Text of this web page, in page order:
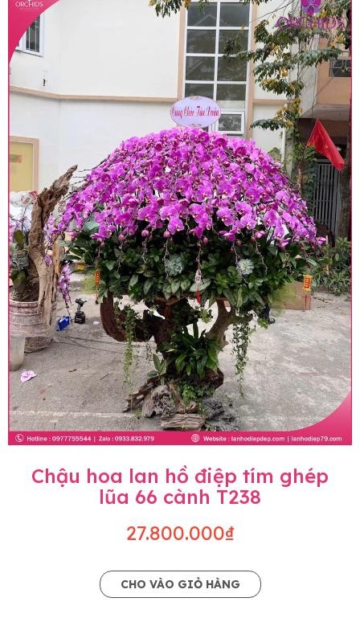
Chậu hoa lan hồ điệp tím ghép
lũa 66 cành T238
27.800.000₫
CHO VÀO GIỎ HÀNG